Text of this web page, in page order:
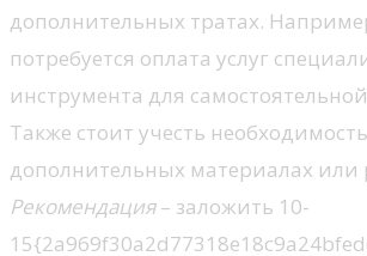
дополнительных тратах.
потребуется оплата услуг
инструмента для
Также стоит учесть
дополнительных материалах или
Рекомендация– заложить 10-